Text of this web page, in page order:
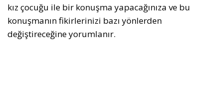
kız çocuğu ile bir konuşma yapacağınıza ve bu
konuşmanın fikirlerinizi bazı yönlerden
değiştireceğine yorumlanır.